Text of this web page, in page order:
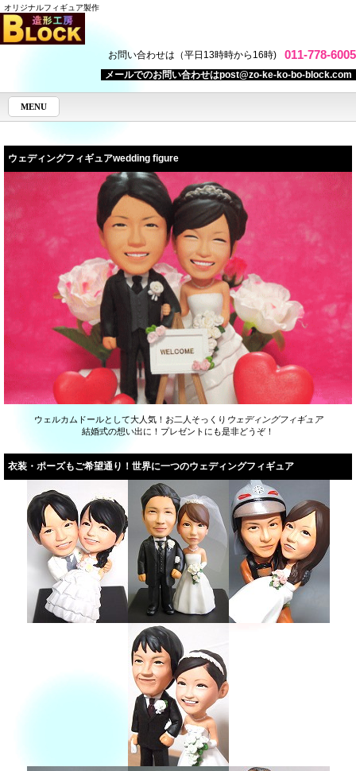
オリジナルフィギュア製作
お問い合わせは（平日13時時から16時) 011-778-6005
メールでのお問い合わせはpost@zo-ke-ko-bo-block.com
MENU
ウェディングフィギュアwedding figure
ウェルカムドールとして大人気！お二人そっくり ウェディングフィギュア
結婚式の想い出に！プレゼントにも是非どうぞ！
衣装・ポーズもご希望通り！世界に一つのウェディングフィギュア